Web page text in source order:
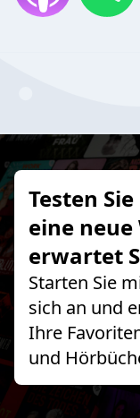
Testen
eine neue
erwartet
Starten Sie
sich an und
Ihre
und